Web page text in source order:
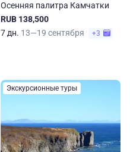
Осенняя палитра Камчатки
RUB 138,500
7 дн. 13—19 сентября +3
Экскурсионные туры